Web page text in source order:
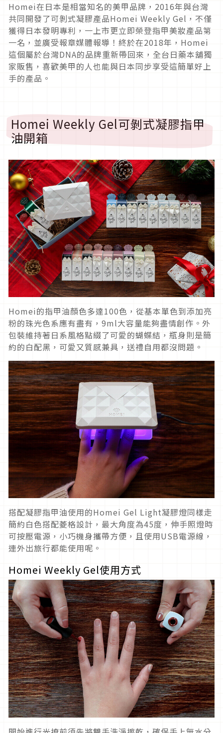
Homei在日本是相當知名的美甲品牌，2016年與台灣
共同開發了可剝式凝膠產品Homei Weekly Gel，不僅
獲得日本發明專利，一上市更立即榮登指甲美妝產品第
一名，並廣受報章媒體報導！終於在2018年，Homei
這個屬於台灣DNA的品牌重新帶回來，全台日藥本舖獨
家販售，喜歡美甲的人也能與日本同步享受這簡單好上
手的產品。
Homei Weekly Gel可剝式凝膠指甲
油開箱
Homei的指甲油顏色多達100色，從基本單色到添加亮
粉的珠光色系應有盡有，9ml大容量能夠盡情創作。外
包裝維持著日系風格點綴了可愛的蝴蝶結，瓶身則是簡
約的白配黑，可愛又質感兼具，送禮自用都沒問題。
搭配凝膠指甲油使用的Homei Gel Light凝膠燈同樣走
簡約白色搭配菱格設計，最大角度為45度，伸手照燈時
可按壓電源，小巧機身攜帶方便，且使用USB電源線，
連外出旅行都能使用呢。
Homei Weekly Gel使用方式